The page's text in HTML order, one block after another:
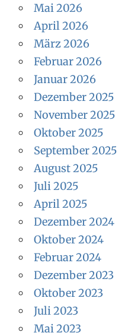
Mai 2026
April 2026
März 2026
Februar 2026
Januar 2026
Dezember 2025
November 2025
Oktober 2025
September 2025
August 2025
Juli 2025
April 2025
Dezember 2024
Oktober 2024
Februar 2024
Dezember 2023
Oktober 2023
Juli 2023
Mai 2023